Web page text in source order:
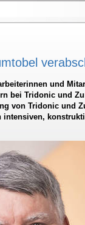
und
bei Tridonic und
von Tridonic und